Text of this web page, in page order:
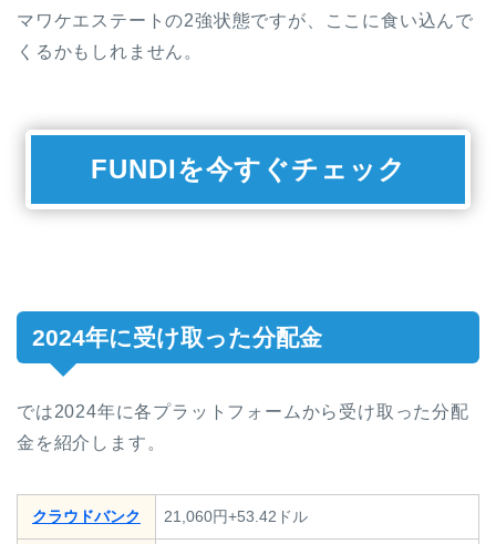
マワケエステートの2強状態ですが、ここに食い込んで
くるかもしれません。
FUNDIを今すぐチェック
2024年に受け取った分配金
では2024年に各プラットフォームから受け取った分配
金を紹介します。
クラウドバンク 21,060円+53.42ドル